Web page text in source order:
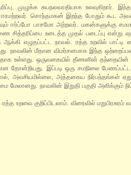
முழுக்க சுயநலவாதியாக உலவுகிறார்.
சொந்தமகன் இறந்த போதும் கூட அவன்
ஈர்ப்போ பாசமோ அற்றவர். மகன்களுக்கு
உடைத்த முதல் படைப்பு என்று
எழுதப்பட்ட நாவல். ரத்த உறவில்
நாவலின் மீதான விமர்சனமாக இந்த
உள்ளது. ஒருவகையில் தீணனின்
இப்படி ஒரு சமநிலை
அவசியமில்லை, அத்தகைய நிர்பந்தங்கள்
நாவலின் இறுதி பகுதி அளிக்கும்
குறிப்பிடலாம். விரைவில் மறுபிரசுரம்